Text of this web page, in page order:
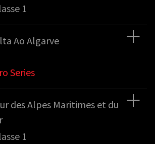
1
Ao Algarve
Series
des Alpes Maritimes et du
1